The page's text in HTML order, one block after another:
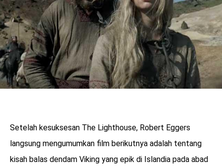
Setelah kesuksesan The Lighthouse, Robert Eggers
langsung mengumumkan film berikutnya adalah tentang
kisah balas dendam Viking yang epik di Islandia pada abad